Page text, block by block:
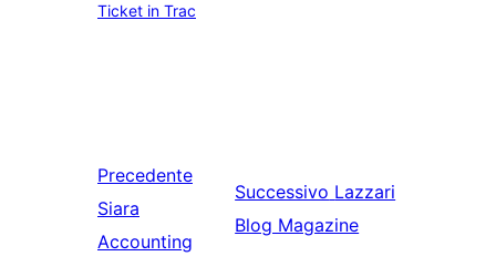
Ticket in Trac
Precedente
Siara
Accounting
Successivo Lazzari
Blog Magazine